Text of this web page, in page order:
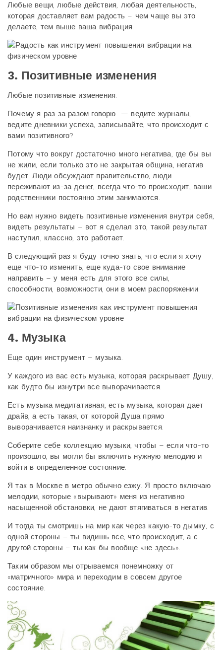
Любые вещи, любые действия, любая деятельность,
которая доставляет вам радость – чем чаще вы это
делаете, тем выше ваша вибрация.
3. Позитивные изменения
Любые позитивные изменения.
Почему я раз за разом говорю — ведите журналы,
ведите дневники успеха, записывайте, что происходит с
вами позитивного?
Потому что вокруг достаточно много негатива, где бы вы
не жили, если только это не закрытая община, негатив
будет. Люди обсуждают правительство, люди
переживают из-за денег, всегда что-то происходит, ваши
родственники постоянно этим занимаются.
Но вам нужно видеть позитивные изменения внутри себя,
видеть результаты – вот я сделал это, такой результат
наступил, классно, это работает.
В следующий раз я буду точно знать, что если я хочу
еще что-то изменить, еще куда-то свое внимание
направить – у меня есть для этого все силы,
способности, возможности, они в моем распоряжении.
4. Музыка
Еще один инструмент – музыка.
У каждого из вас есть музыка, которая раскрывает Душу,
как будто бы изнутри все выворачивается.
Есть музыка медитативная, есть музыка, которая дает
драйв, а есть такая, от которой Душа прямо
выворачивается наизнанку и раскрывается.
Соберите себе коллекцию музыки, чтобы – если что-то
произошло, вы могли бы включить нужную мелодию и
войти в определенное состояние.
Я так в Москве в метро обычно езжу. Я просто включаю
мелодии, которые «вырывают» меня из негативно
насыщенной обстановки, не дают втягиваться в негатив.
И тогда ты смотришь на мир как через какую-то дымку, с
одной стороны – ты видишь все, что происходит, а с
другой стороны – ты как бы вообще «не здесь».
Таким образом мы отрываемся понемножку от
«матричного» мира и переходим в совсем другое
состояние.